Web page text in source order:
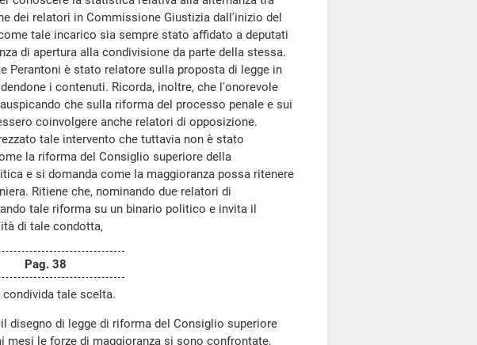
dei relatori in Commissione Giustizia dall'inizio del
tale incarico sia sempre stato affidato a deputati
di apertura alla condivisione da parte della stessa.
Perantoni è stato relatore sulla proposta di legge in
i contenuti. Ricorda, inoltre, che l'onorevole
che sulla riforma del processo penale e sui
coinvolgere anche relatori di opposizione.
tale intervento che tuttavia non è stato
la riforma del Consiglio superiore della
e si domanda come la maggioranza possa ritenere
Ritiene che, nominando due relatori di
tale riforma su un binario politico e invita il
di tale condotta,
Pag. 38
tale scelta.
disegno di legge di riforma del Consiglio superiore
mesi le forze di maggioranza si sono confrontate,